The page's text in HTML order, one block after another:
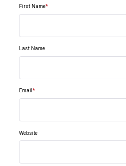
First Name*
Last Name
Email *
Website